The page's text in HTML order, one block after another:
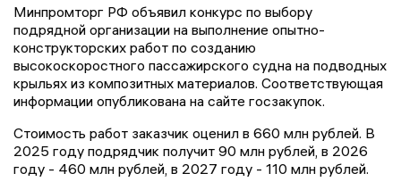
Минпромторг РФ объявил конкурс по выбору
подрядной организации на выполнение опытно-
конструкторских работ по созданию
высокоскоростного пассажирского судна на подводных
крыльях из композитных материалов. Соответствующая
информации опубликована на сайте госзакупок.
Стоимость работ заказчик оценил в 660 млн рублей. В
2025 году подрядчик получит 90 млн рублей, в 2026
году - 460 млн рублей, в 2027 году - 110 млн рублей.